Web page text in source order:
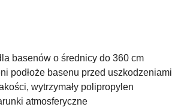
basenów o średnicy do 360 cm
podłoże basenu przed uszkodzeniami
wytrzymały polipropylen
atmosferyczne